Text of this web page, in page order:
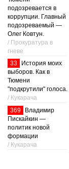
подозревается в
коррупции. Главный
подозреваемый —
Олег Ковтун.
/ Прокуратура в
гневе
33
История моих
выборов. Как в
Тюмени
"подкрутили" голоса.
/ Кукарача
369
Владимир
Пискайкин —
политик новой
формации
/ Кукарача